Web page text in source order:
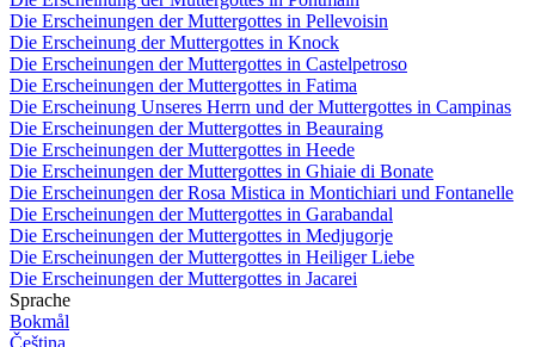
Die Erscheinungen der Muttergottes in Pellevoisin
Die Erscheinung der Muttergottes in Knock
Die Erscheinungen der Muttergottes in Castelpetroso
Die Erscheinungen der Muttergottes in Fatima
Die Erscheinung Unseres Herrn und der Muttergottes in Campinas
Die Erscheinungen der Muttergottes in Beauraing
Die Erscheinungen der Muttergottes in Heede
Die Erscheinungen der Muttergottes in Ghiaie di Bonate
Die Erscheinungen der Rosa Mistica in Montichiari und Fontanelle
Die Erscheinungen der Muttergottes in Garabandal
Die Erscheinungen der Muttergottes in Medjugorje
Die Erscheinungen der Muttergottes in Heiliger Liebe
Die Erscheinungen der Muttergottes in Jacarei
Sprache
Bokmål
Čeština